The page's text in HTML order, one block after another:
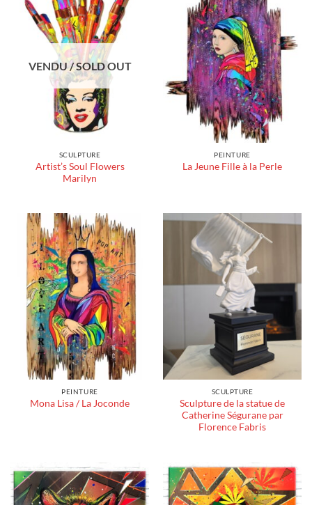
VENDU / SOLD OUT
SCULPTURE
Artist’s Soul Flowers
Marilyn
PEINTURE
La Jeune Fille à la Perle
PEINTURE
Mona Lisa / La Joconde
SCULPTURE
Sculpture de la statue de
Catherine Ségurane par
Florence Fabris